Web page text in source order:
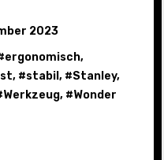
2023
ergonomisch,
, #stabil , #Stanley,
Werkzeug, #Wonder